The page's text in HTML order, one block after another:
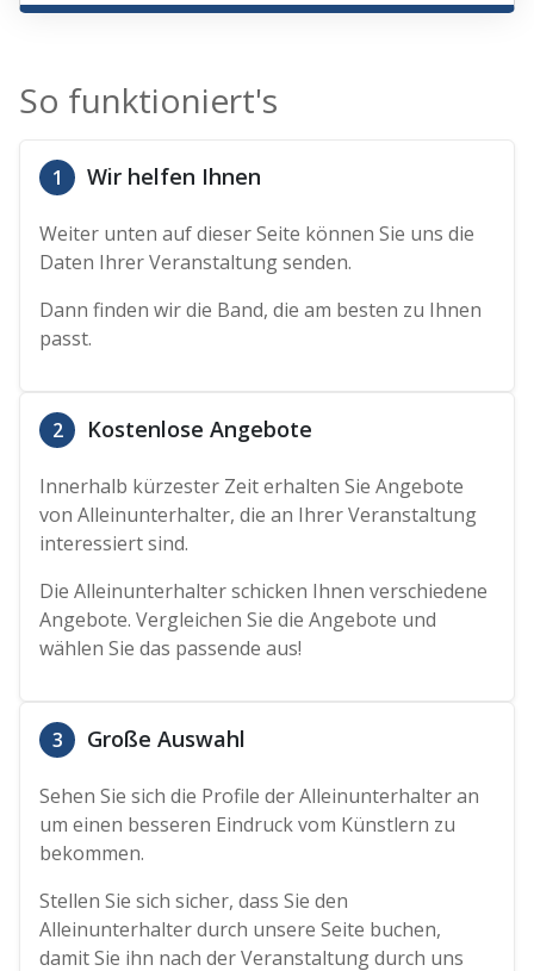
So funktioniert's
1 Wir helfen Ihnen
Weiter unten auf dieser Seite können Sie uns die
Daten Ihrer Veranstaltung senden.
Dann finden wir die Band, die am besten zu Ihnen
passt.
2 Kostenlose Angebote
Innerhalb kürzester Zeit erhalten Sie Angebote
von Alleinunterhalter, die an Ihrer Veranstaltung
interessiert sind.
Die Alleinunterhalter schicken Ihnen verschiedene
Angebote. Vergleichen Sie die Angebote und
wählen Sie das passende aus!
3 Große Auswahl
Sehen Sie sich die Profile der Alleinunterhalter an
um einen besseren Eindruck vom Künstlern zu
bekommen.
Stellen Sie sich sicher, dass Sie den
Alleinunterhalter durch unsere Seite buchen,
damit Sie ihn nach der Veranstaltung durch uns